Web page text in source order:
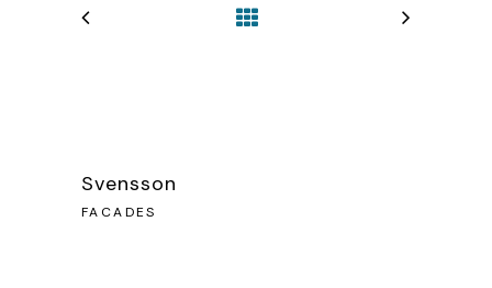
Svensson
FACADES